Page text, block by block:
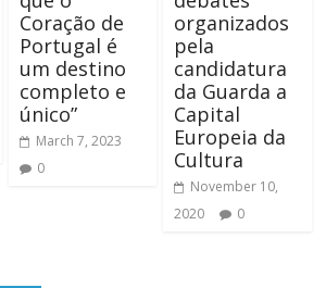
Coração de
Portugal é
um destino
completo e
único”
March 7, 2023
0
organizados
pela
candidatura
da Guarda a
Capital
Europeia da
Cultura
November 10,
2020
0